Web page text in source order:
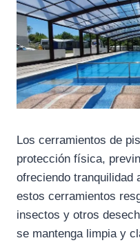
Los cerramientos de
protección física,
ofreciendo tranquilidad
estos cerramientos
insectos y otros
se mantenga limpia y